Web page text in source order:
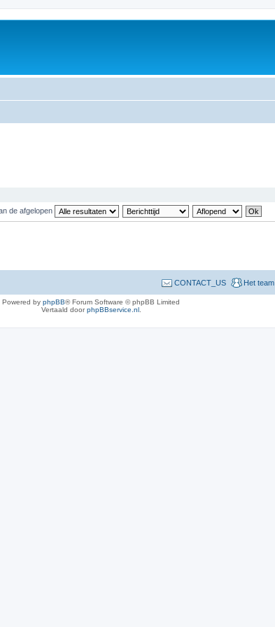
de afgelopen
Het team
CONTACT_US
Powered by phpBB® Forum Software © phpBB Limited
Vertaald doorphpBBservice.nl.